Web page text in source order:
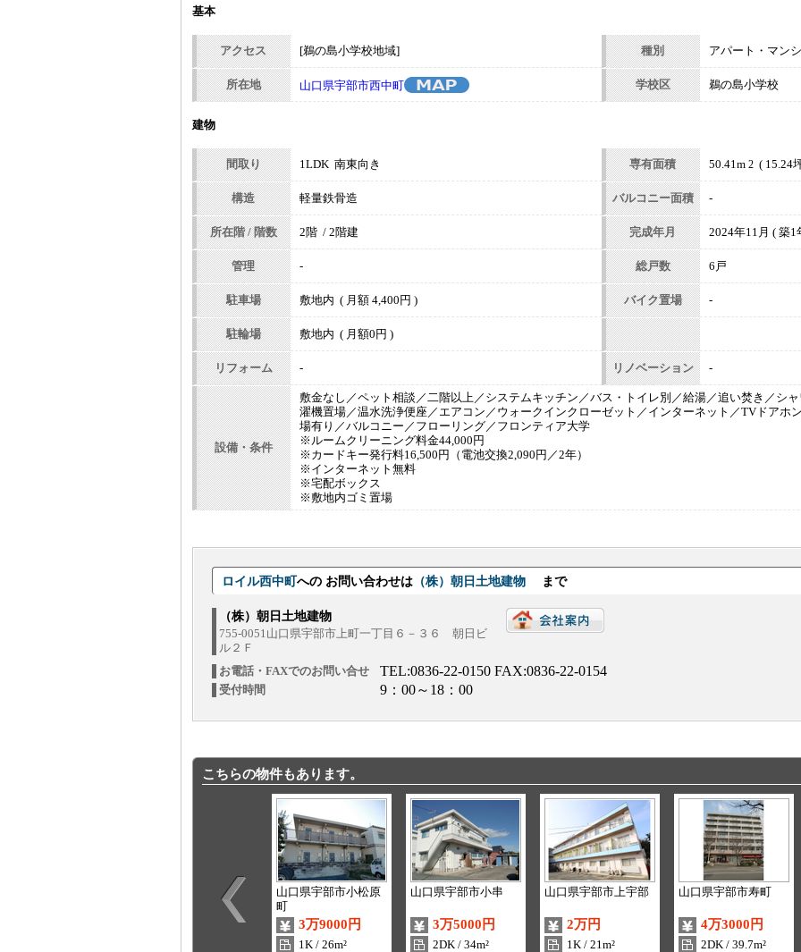
基本
アクセス [鵜の島小学校地域] 種別 アパート・マン
所在地 山口県宇部市西中町 学校区 鵜の島小学校
建物
間取り 1LDK 南東向き 専有面積 50.41m 2( 15.24
構造 軽量鉄骨造 バルコニー面積 -
所在階 / 階数 2階 / 2階建 完成年月 2024年11月 ( 築1
管理 - 総戸数 6戸
駐車場 敷地内 ( 月額 4,400円 ) バイク置場 -
駐輪場 敷地内 ( 月額0円 )
リフォーム - リノベーション -
設備・条件
敷金なし／ペット相談／二階以上／システムキッチン／バス・トイレ別／給湯／追い焚き／シ
濯機置場／温水洗浄便座／エアコン／ウォークインクローゼット／インターネット／TVドアホ
場有り／バルコニー／フローリング／フロンティア大学
※ルームクリーニング料金44,000円
※カードキー発行料16,500円（電池交換2,090円／2年）
※インターネット無料
※宅配ボックス
※敷地内ゴミ置場
ロイル西中町への お問い合わせは（株）朝日土地建物 まで
（株）朝日土地建物
755-0051山口県宇部市上町一丁目６－３６ 朝日ビ
ル２Ｆ
お電話・FAXでのお問い合せ
TEL:0836-22-0150FAX:0836-22-0154
受付時間 9：00～18：00
こちらの物件もあります。
山口県宇部市小松原
町
3万9000円
1K / 26m²
山口県宇部市小串
3万5000円
2DK / 34m²
山口県宇部市上宇部
2万円
1K / 21m²
山口県宇部市寿町
4万3000円
2DK / 39.7m²